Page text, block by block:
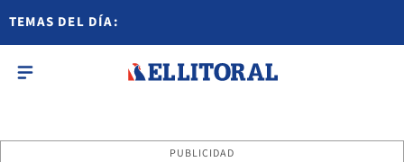
TEMAS DEL DÍA:
PUBLICIDAD